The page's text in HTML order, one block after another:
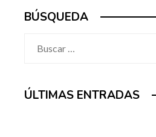
BÚSQUEDA
ÚLTIMAS ENTRADAS